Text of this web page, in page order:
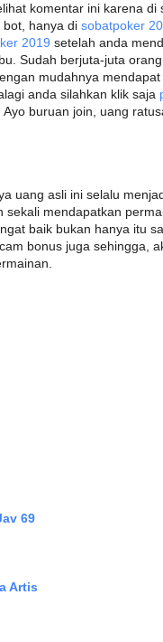
komentar ini karena di
hanya di sobatpoker
2019 setelah anda
Sudah berjuta-juta
mudahnya mendapat
anda silahkan klik saja
buruan join, uang
uang asli ini selalu
mendapatkan
baik bukan hanya itu
bonus juga sehingga,
69
Artis